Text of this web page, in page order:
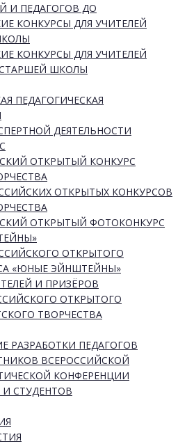
И ПЕДАГОГОВ ДО
КОНКУРСЫ ДЛЯ УЧИТЕЛЕЙ
КОНКУРСЫ ДЛЯ УЧИТЕЛЕЙ
ШКОЛЫ
ПЕДАГОГИЧЕСКАЯ
ДЕЯТЕЛЬНОСТИ
ОТКРЫТЫЙ КОНКУРС
ОТКРЫТЫХ КОНКУРСОВ
ОТКРЫТЫЙ ФОТОКОНКУРС
ОТКРЫТОГО
«ЮНЫЕ ЭЙНШТЕЙНЫ»
И ПРИЗЁРОВ
ОТКРЫТОГО
ТВОРЧЕСТВА
РАЗРАБОТКИ ПЕДАГОГОВ
ВСЕРОССИЙСКОЙ
КОНФЕРЕНЦИИ
СТУДЕНТОВ